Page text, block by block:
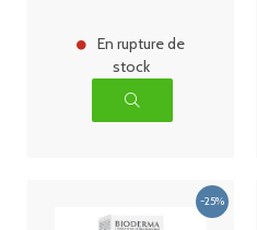
En rupture de
stock